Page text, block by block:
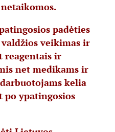
padėties
veikimas ir
reagentais ir
net medikams ir
kelia
po ypatingosios